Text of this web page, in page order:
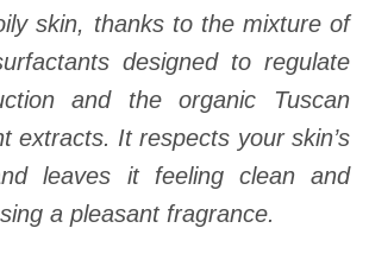
skin, thanks to the mixture of
designed to regulate
and the organic Tuscan
extracts. It respects your skin’s
leaves it feeling clean and
a pleasant fragrance.